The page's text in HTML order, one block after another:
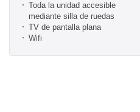
Toda la unidad accesible
mediante silla de ruedas
TV de pantalla plana
Wifi